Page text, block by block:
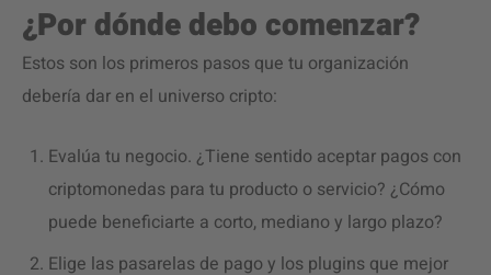
¿Por dónde debo comenzar?
Estos son los primeros pasos que tu organización
debería dar en el universo cripto:
Evalúa tu negocio. ¿Tiene sentido aceptar pagos con
criptomonedas para tu producto o servicio? ¿Cómo
puede beneficiarte a corto, mediano y largo plazo?
Elige las pasarelas de pago y los plugins que mejor